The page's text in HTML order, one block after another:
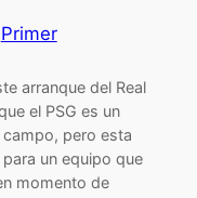
Primer
arranque del Real
el PSG es un
campo, pero esta
un equipo que
momento de